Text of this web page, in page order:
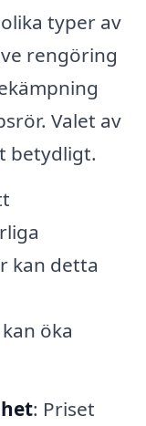
typer av
rengöring
Valet av
betydligt.
kan detta
öka
: Priset